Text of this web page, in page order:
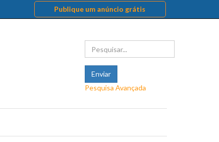
Publique um anúncio grátis
Pesquisa Avançada